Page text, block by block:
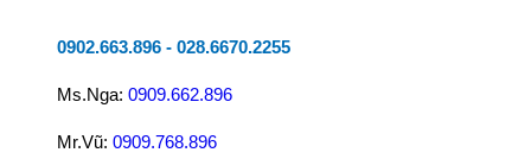
0902.663.896 - 028.6670.2255
Ms.Nga: 0909.662.896
Mr.Vũ: 0909.768.896